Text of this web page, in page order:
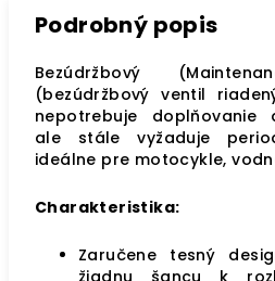
Podrobný popis
Bezúdržbový
(bezúdržbový ventil
nepotrebuje doplňovanie
ale stále vyžaduje
ideálne pre motocykle,
Charakteristika:
Zaručene tesný
žiadnu šancu k